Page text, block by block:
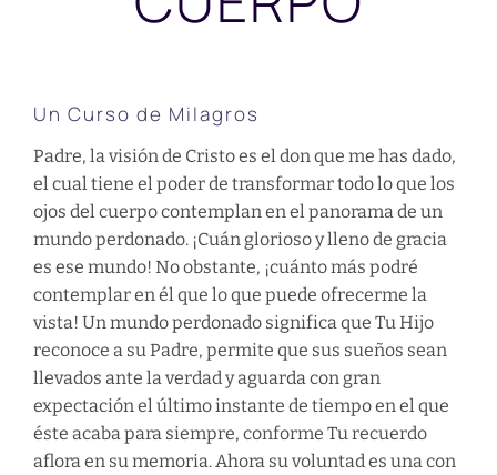
Un Curso de Milagros
Padre, la visión de Cristo es el don que me has dado,
el cual tiene el poder de transformar todo lo que los
ojos del cuerpo contemplan en el panorama de un
mundo perdonado. ¡Cuán glorioso y lleno de gracia
es ese mundo! No obstante, ¡cuánto más podré
contemplar en él que lo que puede ofrecerme la
vista! Un mundo perdonado significa que Tu Hijo
reconoce a su Padre, permite que sus sueños sean
llevados ante la verdad y aguarda con gran
expectación el último instante de tiempo en el que
éste acaba para siempre, conforme Tu recuerdo
aflora en su memoria. Ahora su voluntad es una con